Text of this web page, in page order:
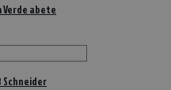
Verde abete
Schneider